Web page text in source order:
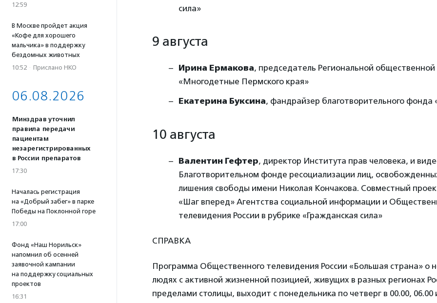
12:59
В Москве пройдет акция
«Кофе для хорошего
мальчика» в поддержку
бездомных животных
10:52 · Прислано НКО
06.08.2026
Минздрав уточнил
правила передачи
пациентам
незарегистрированных
в России препаратов
17:30
Началась регистрация
на «Добрый забег» в парке
Победы на Поклонной горе
17:00
Фонд «Наш Норильск»
напомнил об осенней
заявочной кампании
на поддержку социальных
проектов
16:31
сила»
9 августа
Ирина Ермакова, председатель Региональной общественной
«Многодетные Пермского края»
Екатерина Буксина, фандрайзер благотворительного фонда
10 августа
Валентин Гефтер, директор Института прав человека, и
Благотворительном фонде ресоциализации лиц,
лишения свободы имени Николая Кончакова. Совместный
«Шаг вперед» Агентства социальной информации и
телевидения России в рубрике «Гражданская сила»
СПРАВКА
Программа Общественного телевидения России «Большая страна» о
людях с активной жизненной позицией, живущих в разных регионах
пределами столицы, выходит с понедельника по четверг в 00.00, 06.00